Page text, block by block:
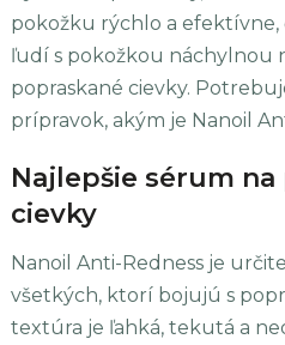
pokožku rýchlo a efektívne,
ľudí s pokožkou náchylnou
popraskané cievky.
prípravok, akým je Nanoil
Najlepšie sérum
cievky
Nanoil Anti-Redness je
všetkých, ktorí bojujú s
textúra je ľahká, tekutá a